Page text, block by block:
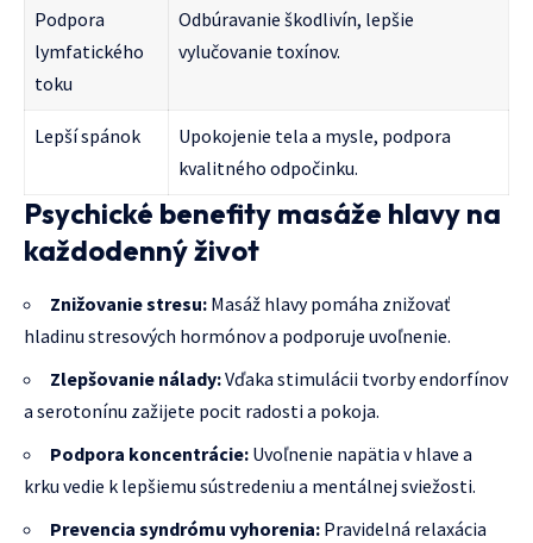
Podpora
lymfatického
toku
Odbúravanie škodlivín, lepšie
vylučovanie toxínov.
Lepší spánok
Upokojenie tela a mysle, podpora
kvalitného odpočinku.
Psychické benefity masáže hlavy na
každodenný život
Znižovanie stresu: Masáž hlavy pomáha znižovať
hladinu stresových hormónov a podporuje uvoľnenie.
Zlepšovanie nálady:Vďaka stimulácii tvorby endorfínov
a serotonínu zažijete pocit radosti a pokoja.
Podpora koncentrácie: Uvoľnenie napätia v hlave a
krku vedie k lepšiemu sústredeniu a mentálnej sviežosti.
Prevencia syndrómu vyhorenia: Pravidelná relaxácia